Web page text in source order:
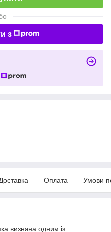
з
Доставка Оплата Умови
визнана одним із